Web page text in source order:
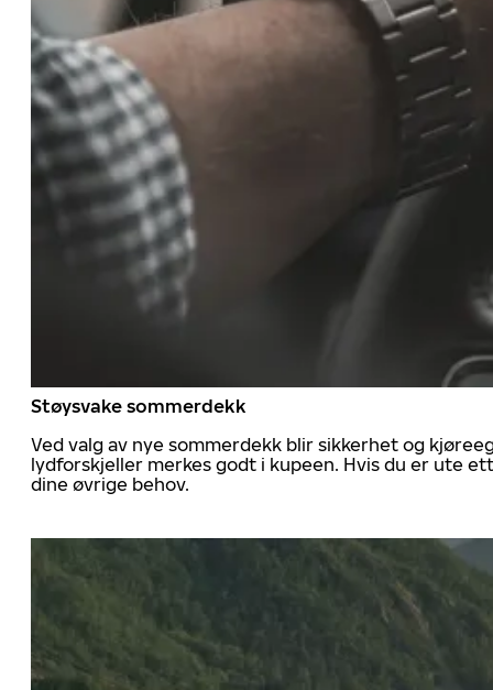
Støysvake sommerdekk
Ved valg av nye sommerdekk blir sikkerhet og
lydforskjeller merkes godt i kupeen. Hvis du er ute
dine øvrige behov.